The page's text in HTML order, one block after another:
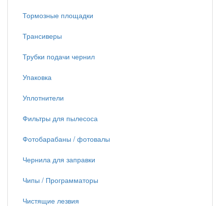
Тормозные площадки
Трансиверы
Трубки подачи чернил
Упаковка
Уплотнители
Фильтры для пылесоса
Фотобарабаны / фотовалы
Чернила для заправки
Чипы / Программаторы
Чистящие лезвия